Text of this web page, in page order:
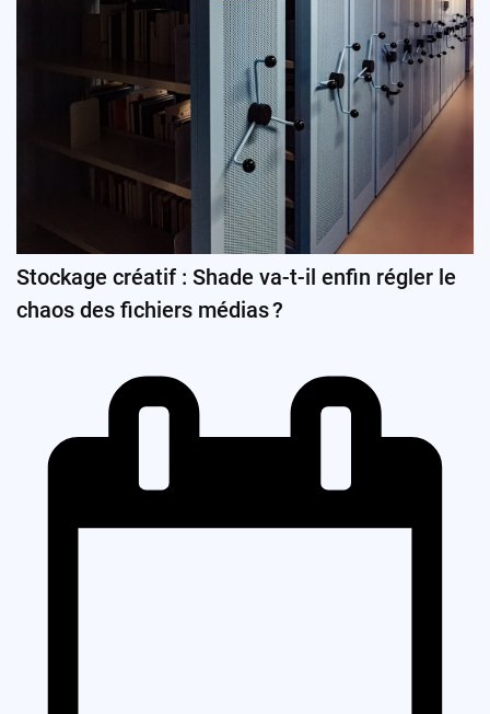
Stockage créatif : Shade va-t-il enfin régler le
chaos des fichiers médias ?